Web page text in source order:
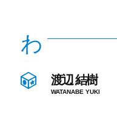
わ
渡辺 結樹
WATANABE YUKI